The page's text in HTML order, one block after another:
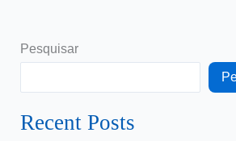
Pesquisar
Recent Posts